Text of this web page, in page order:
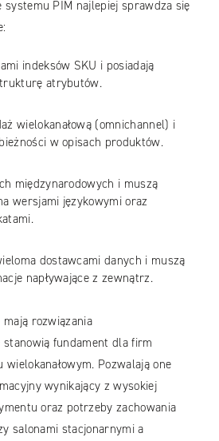
PIM najlepiej sprawdza się
indeksów SKU i posiadają
atrybutów.
wielokanałową (omnichannel) i
w opisach produktów.
międzynarodowych i muszą
wersjami językowymi oraz
dostawcami danych i muszą
napływające z zewnątrz.
rozwiązania
stanowią fundament dla firm
Pozwalają one
wynikający z wysokiej
oraz potrzeby zachowania
salonami stacjonarnymi a